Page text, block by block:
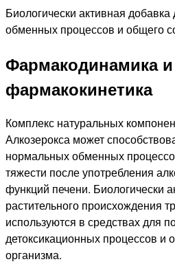
Биологически активная
обменных процессов и общего
Фармакодинамика и
фармакокинетика
Комплекс натуральных
Алкозерокса может
нормальных обменных
тяжести после употребления
функций печени. Биологически
растительного происхождения
используются в средствах для
детоксикационных процессов и
организма.